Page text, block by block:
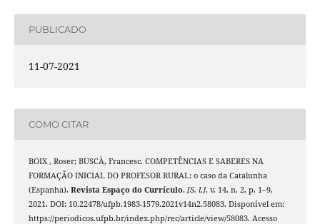
PUBLICADO
11-07-2021
COMO CITAR
BOIX , Roser; BUSCÀ, Francesc. COMPETÊNCIAS E SABERES NA
FORMAÇÃO INICIAL DO PROFESOR RURAL: o caso da Catalunha
(Espanha). Revista Espaço do Currículo, [S. l.], v. 14, n. 2, p. 1–9,
2021. DOI: 10.22478/ufpb.1983-1579.2021v14n2.58083. Disponível em:
https://periodicos.ufpb.br/index.php/rec/article/view/58083. Acesso